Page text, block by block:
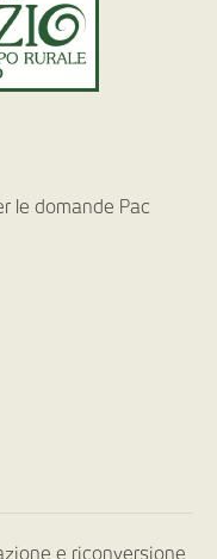
le domande Pac
e riconversione